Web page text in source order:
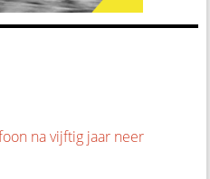
na vijftig jaar neer